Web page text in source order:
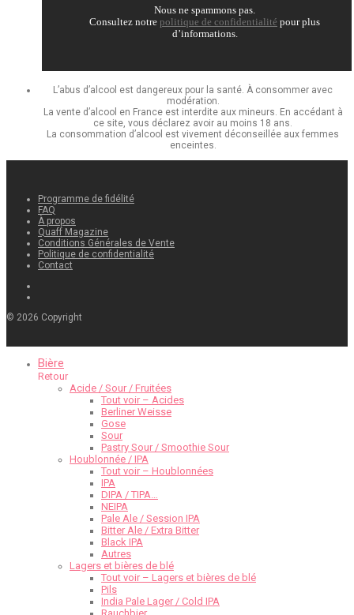
Nous ne spammons pas.
Consultez notre politique de confidentialité pour plus
d’informations.
L’abus d’alcool est dangereux pour la santé. À consommer avec
modération.
La vente d’alcool en France est interdite aux mineurs. En accédant à
ce site, vous déclarez avoir au moins 18 ans.
La consommation d’alcool est vivement déconseillée aux femmes
enceintes.
Programme de fidélité
FAQ
À propos
Quaff Magazine
Conditions Générales de Vente
Politique de confidentialité
Contact
© 2026 Copyright
Bière
Retour
Acide / Sour / Fruitées
Tout voir – Acides
Berliner Weisse
Gose
Sour
Pastry Sour / Smoothie Sour
Houblonnée / IPA
Tout voir – Houblonnées
IPA
DIPA / TIPA…
NEIPA
Pale Ale / Session IPA
Bitter Ale / Extra Bitter
Black IPA
Autres
Lagers et bières de blé
Tout voir – Lagers et bières de blé
Pils
India Pale Lager / Cold IPA